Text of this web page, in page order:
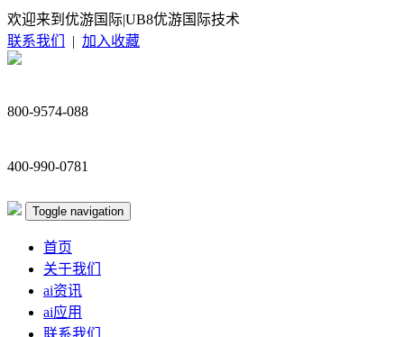
欢迎来到优游国际|UB8优游国际技术
联系我们
| 加入收藏
800-9574-088
400-990-0781
Toggle navigation
首页
关于我们
ai资讯
ai应用
联系我们